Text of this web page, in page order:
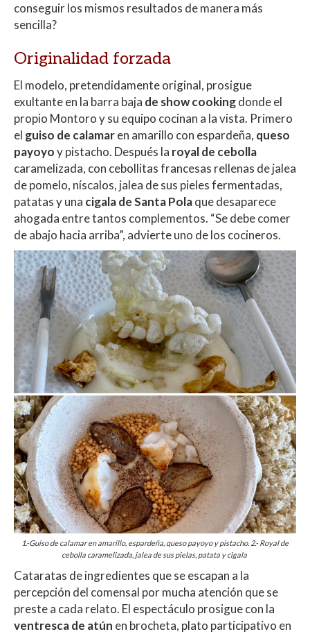
conseguir los mismos resultados de manera más
sencilla?
Originalidad forzada
El modelo, pretendidamente original, prosigue
exultante en la barra baja de show cookingdonde el
propio Montoro y su equipo cocinan a la vista. Primero
el guiso de calamaren amarillo con espardeña, queso
payoyoy pistacho. Después la royal de cebolla
caramelizada, con cebollitas francesas rellenas de jalea
de pomelo, níscalos, jalea de sus pieles fermentadas,
patatas y una cigala de Santa Polaque desaparece
ahogada entre tantos complementos. “Se debe comer
de abajo hacia arriba”, advierte uno de los cocineros.
1.-Guiso de calamar en amarillo, espardeña, queso payoyo y pistacho. 2.- Royal de
cebolla caramelizada, jalea de sus pielas, patata y cigala
Cataratas de ingredientes que se escapan a la
percepción del comensal por mucha atención que se
preste a cada relato. El espectáculo prosigue con la
ventresca de atún en brocheta, plato participativo en